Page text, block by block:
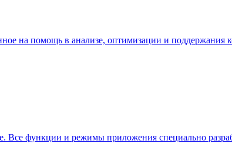
на помощь в анализе, оптимизации и поддержания
функции и режимы приложения специально